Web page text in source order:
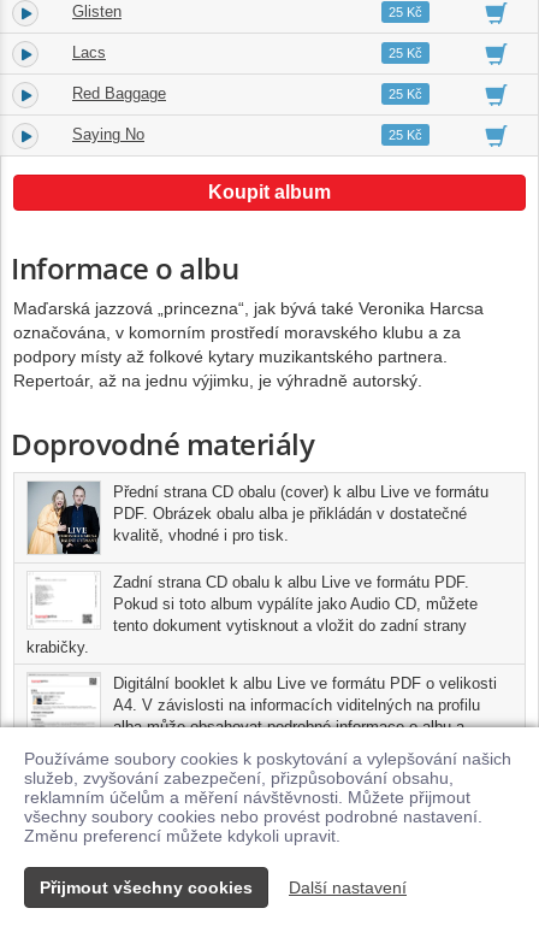
Používáme soubory cookies k poskytování a vylepšování našich
služeb, zvyšování zabezpečení, přizpůsobování obsahu,
reklamním účelům a měření návštěvnosti. Můžete přijmout
všechny soubory cookies nebo provést podrobné nastavení.
Změnu preferencí můžete kdykoli upravit.
Přijmout všechny cookies Další nastavení
11. Glisten 07:1025 Kč
12. Lacs 05:5725 Kč
13. Red Baggage 04:0325 Kč
14. Saying No 06:2125 Kč
Koupit album
Informace o albu
Maďarská jazzová „princezna“, jak bývá také Veronika Harcsa
označována, v komorním prostředí moravského klubu a za
podpory místy až folkové kytary muzikantského partnera.
Repertoár, až na jednu výjimku, je výhradně autorský.
Doprovodné materiály
Přední strana CD obalu (cover) k albu Live ve formátu
PDF. Obrázek obalu alba je přikládán v dostatečné
kvalitě, vhodné i pro tisk.
Zadní strana CD obalu k albu Live ve formátu PDF.
Pokud si toto album vypálíte jako Audio CD, můžete
tento dokument vytisknout a vložit do zadní strany
krabičky.
Digitální booklet k albu Live ve formátu PDF o velikosti
A4. V závislosti na informacích viditelných na profilu
alba může obsahovat podrobné informace o albu a
umělců, přesného data a místa nahrání pro každou ze
skladeb. Digitální booklet je tisknutelnou variantou profilu alba.
Pro možnost stažení doprovodných materiálů je nutné mít zakoupenu
minimálně jednu skladbu z tohoto alba.
Kontakt | © 2026 Supraphonline.cz